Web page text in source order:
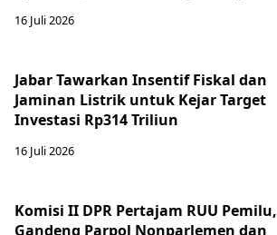
16 Juli 2026
Jabar Tawarkan Insentif Fiskal dan
Jaminan Listrik untuk Kejar Target
Investasi Rp314 Triliun
16 Juli 2026
Komisi II DPR Pertajam RUU Pemilu,
Gandeng Parpol Nonparlemen dan